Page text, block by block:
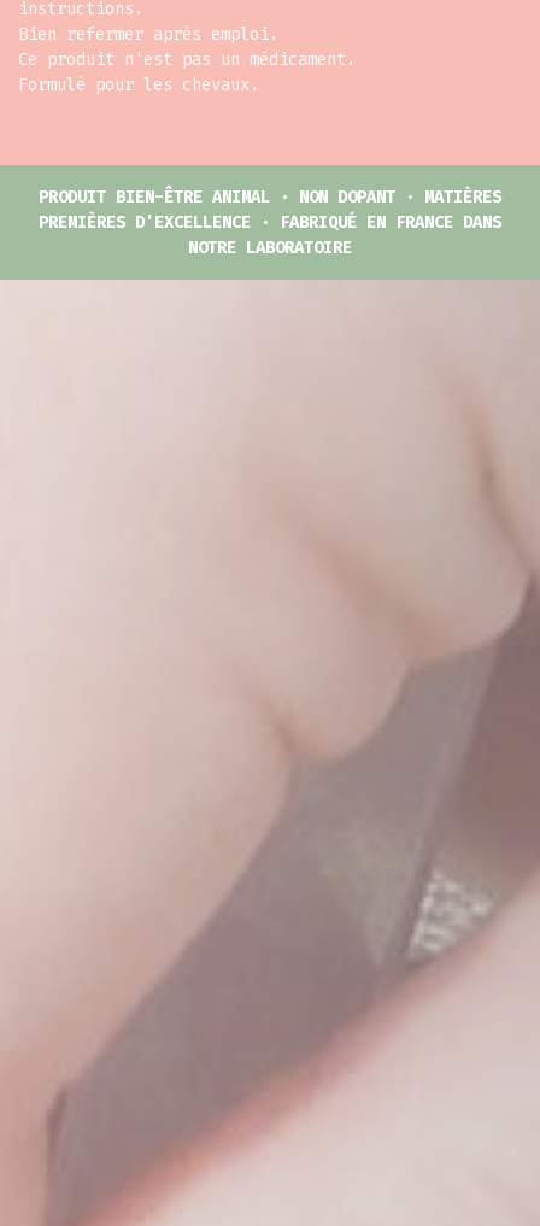
instructions.
Bien refermer après emploi.
Ce produit n'est pas un médicament.
Formulé pour les chevaux.
PRODUIT BIEN-ÊTRE ANIMAL · NON DOPANT · MATIÈRES
PREMIÈRES D'EXCELLENCE · FABRIQUÉ EN FRANCE DANS
NOTRE LABORATOIRE